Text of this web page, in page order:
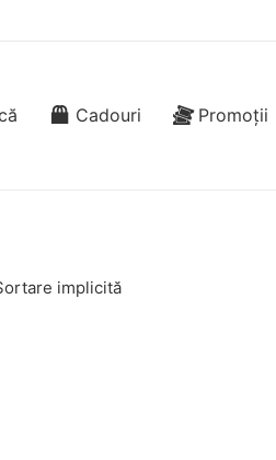
Cadouri Promoții
implicită